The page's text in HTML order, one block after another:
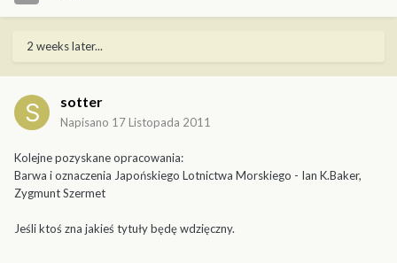
2 weeks later...
sotter
Napisano 17 Listopada 2011
Kolejne pozyskane opracowania:
Barwa i oznaczenia Japońskiego Lotnictwa Morskiego - Ian K.Baker,
Zygmunt Szermet
Jeśli ktoś zna jakieś tytuły będę wdzięczny.